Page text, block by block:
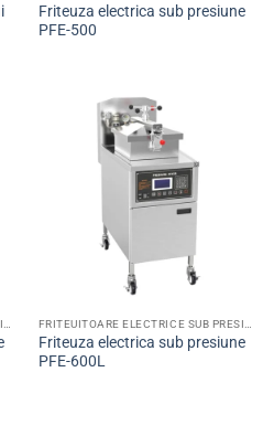
Friteuza electrica sub presiune
PFE-500
Friteuza electrica sub presiune
PFE-600L